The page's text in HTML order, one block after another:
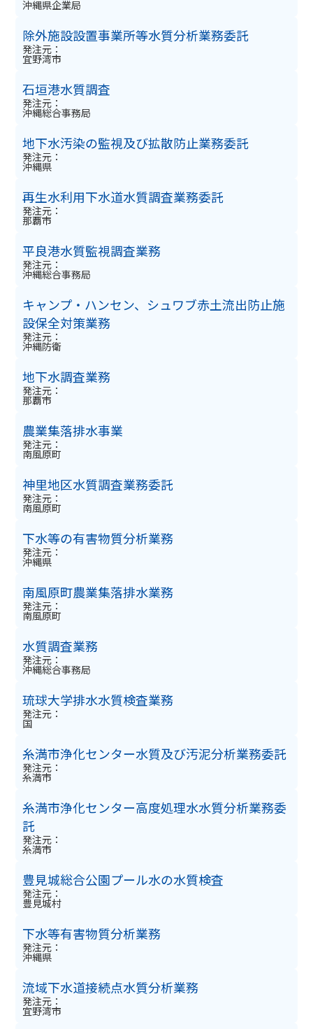
沖縄県企業局
除外施設設置事業所等水質分析業務委託
発注元：
宜野湾市
石垣港水質調査
発注元：
沖縄総合事務局
地下水汚染の監視及び拡散防止業務委託
発注元：
沖縄県
再生水利用下水道水質調査業務委託
発注元：
那覇市
平良港水質監視調査業務
発注元：
沖縄総合事務局
キャンプ・ハンセン、シュワブ赤土流出防止施
設保全対策業務
発注元：
沖縄防衛
地下水調査業務
発注元：
那覇市
農業集落排水事業
発注元：
南風原町
神里地区水質調査業務委託
発注元：
南風原町
下水等の有害物質分析業務
発注元：
沖縄県
南風原町農業集落排水業務
発注元：
南風原町
水質調査業務
発注元：
沖縄総合事務局
琉球大学排水水質検査業務
発注元：
国
糸満市浄化センター水質及び汚泥分析業務委託
発注元：
糸満市
糸満市浄化センター高度処理水水質分析業務委
託
発注元：
糸満市
豊見城総合公園プール水の水質検査
発注元：
豊見城村
下水等有害物質分析業務
発注元：
沖縄県
流域下水道接続点水質分析業務
発注元：
宜野湾市